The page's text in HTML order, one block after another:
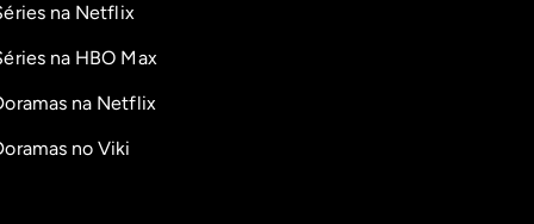
na Netflix
na HBO Max
na Netflix
no Viki